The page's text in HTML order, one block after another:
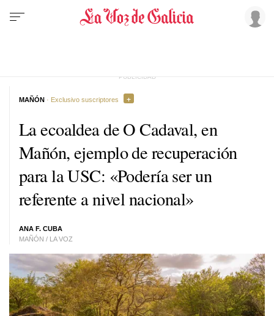
La ecoaldea de O Cadaval, en
Mañón, ejemplo de recuperación
para la USC: «Podería ser un
referente a nivel nacional»
ANA F. CUBA
MAÑÓN / LA VOZ
MAÑÓN · Exclusivo suscriptores